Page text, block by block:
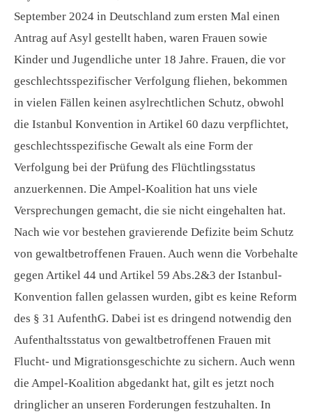
September 2024 in Deutschland zum ersten Mal einen
Antrag auf Asyl gestellt haben, waren Frauen sowie
Kinder und Jugendliche unter 18 Jahre. Frauen, die vor
geschlechtsspezifischer Verfolgung fliehen, bekommen
in vielen Fällen keinen asylrechtlichen Schutz, obwohl
die Istanbul Konvention in Artikel 60 dazu verpflichtet,
geschlechtsspezifische Gewalt als eine Form der
Verfolgung bei der Prüfung des Flüchtlingsstatus
anzuerkennen. Die Ampel-Koalition hat uns viele
Versprechungen gemacht, die sie nicht eingehalten hat.
Nach wie vor bestehen gravierende Defizite beim Schutz
von gewaltbetroffenen Frauen. Auch wenn die Vorbehalte
gegen Artikel 44 und Artikel 59 Abs.2&3 der Istanbul-
Konvention fallen gelassen wurden, gibt es keine Reform
des § 31 AufenthG. Dabei ist es dringend notwendig den
Aufenthaltsstatus von gewaltbetroffenen Frauen mit
Flucht- und Migrationsgeschichte zu sichern. Auch wenn
die Ampel-Koalition abgedankt hat, gilt es jetzt noch
dringlicher an unseren Forderungen festzuhalten. In